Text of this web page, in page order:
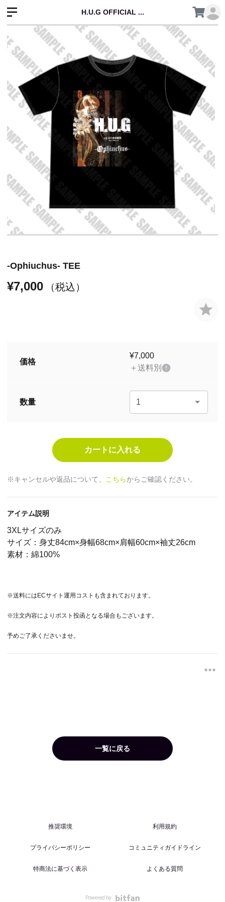
H.U.G OFFICIAL ...
-Ophiuchus- TEE
¥7,000 （税込）
価格
¥7,000
＋送料別
数量
※キャンセルや返品について、 こちらからご確認ください。
アイテム説明
3XLサイズのみ
サイズ：身丈84cm×身幅68cm×肩幅60cm×袖丈26cm
素材：綿100%
※送料にはECサイト運用コストも含まれております。
※注文内容によりポスト投函となる場合もございます。
予めご了承くださいませ。
一覧に戻る
推奨環境 利用規約
プライバシーポリシー コミュニティガイドライン
特商法に基づく表示 よくある質問
Powered by